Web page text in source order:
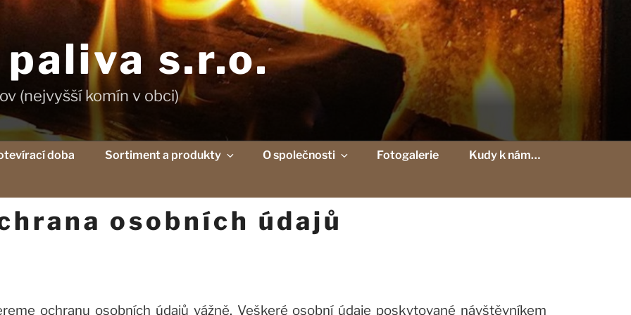
paliva s.r.o.
(nejvyšší komín v obci)
doba Sortiment a produkty O společnosti Fotogalerie Kudy k nám…
osobních údajů
ochranu osobních údajů vážně. Veškeré osobní údaje poskytované návštěvníkem